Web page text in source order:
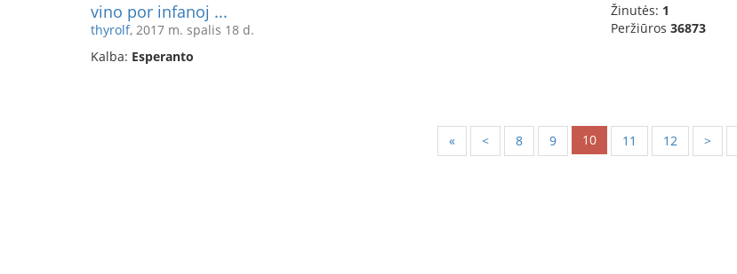
vino por infanoj ...
thyrolf, 2017 m. spalis 18 d.
Kalba: Esperanto
Žinutės: 1
Peržiūros 36873
« < 8 9 10 11 12 >